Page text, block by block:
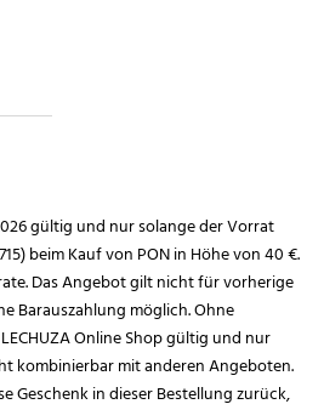
gültig und nur solange der Vorrat
beim Kauf von PON in Höhe von 40 €.
Das Angebot gilt nicht für vorherige
Barauszahlung möglich. Ohne
Online Shop gültig und nur
kombinierbar mit anderen Angeboten.
Geschenk in dieser Bestellung zurück,